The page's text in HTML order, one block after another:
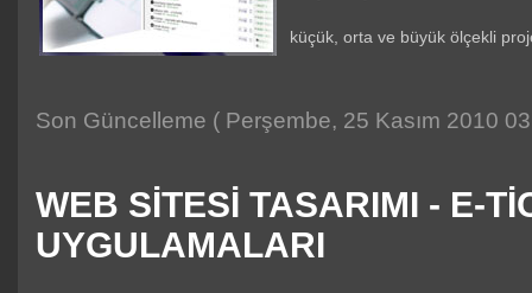
küçük, orta ve büyük ölçekli
Son Güncelleme ( Perşembe, 25 Kasım 2010
WEB SİTESİ TASARIMI - E-
UYGULAMALARI